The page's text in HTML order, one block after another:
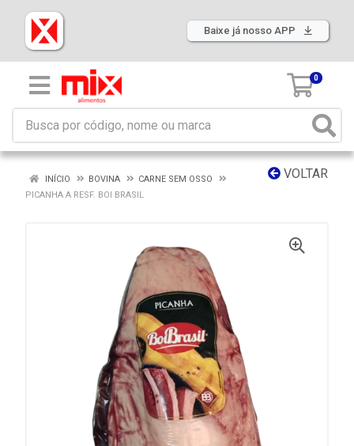
Baixe já nosso APP
0
VOLTAR
INÍCIO BOVINA
CARNE SEM OSSO
PICANHA A RESF. BOI BRASIL